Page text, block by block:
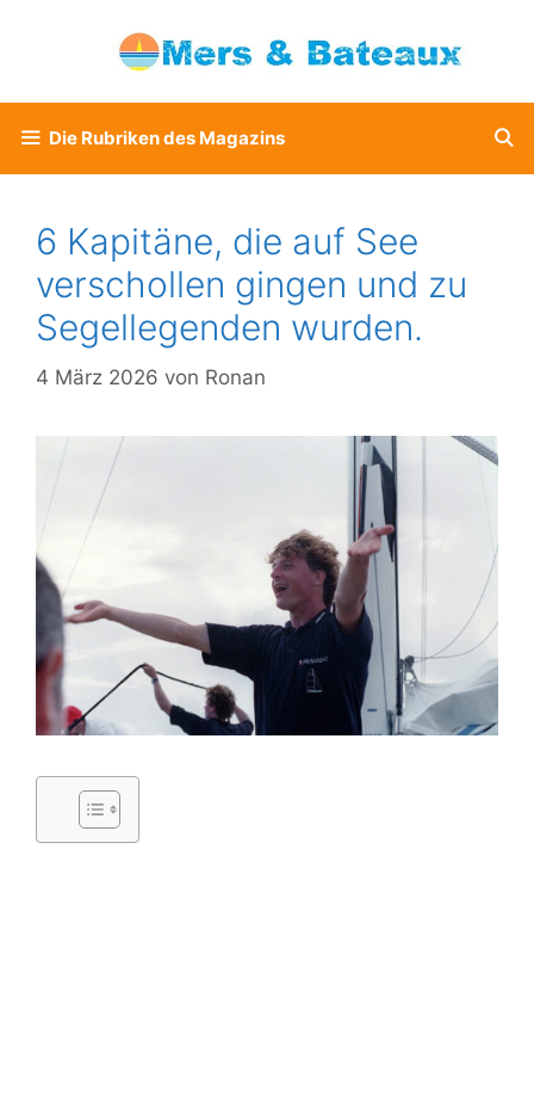
Die Rubriken des Magazins
6 Kapitäne, die auf See
verschollen gingen und zu
Segellegenden wurden.
4 März 2026 von Ronan